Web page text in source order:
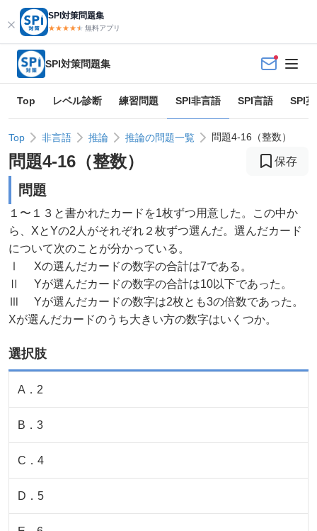
SPI対策問題集
★★★★★
★ 無料アプリ
SPI対策問題集
Top レベル診断 練習問題 SPI非言語 SPI言語 SPI
Top 非言語 推論 推論の問題一覧 問題4-16（整数）
問題4-16 （整数） 保存
問題
１〜１３と書かれたカードを1枚ずつ用意した。この中か
ら、XとYの2人がそれぞれ２枚ずつ選んだ。選んだカード
について次のことが分かっている。
Ⅰ Xの選んだカードの数字の合計は7である。
Ⅱ Yが選んだカードの数字の合計は10以下であった。
Ⅲ Yが選んだカードの数字は2枚とも3の倍数であった。
Xが選んだカードのうち大きい方の数字はいくつか。
選択肢
A ． 2
B ． 3
C ． 4
D ． 5